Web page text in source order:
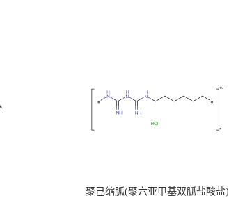
聚己缩胍(聚六亚甲基双胍盐酸盐)